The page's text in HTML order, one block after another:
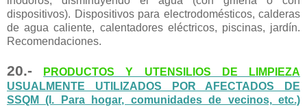
dispositivos). Dispositivos para electrodomésticos, calderas
de agua caliente, calentadores eléctricos, piscinas, jardín.
Recomendaciones.
20.-
PRODUCTOS Y UTENSILIOS DE LIMPIEZA
USUALMENTE UTILIZADOS POR AFECTADOS DE
SSQM (I. Para hogar, comunidades de vecinos, etc.)